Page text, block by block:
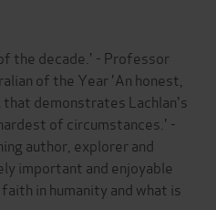
the decade.' - Professor
of the Year 'An honest,
demonstrates Lachlan's
of circumstances.' -
author, explorer and
important and enjoyable
in humanity and what is